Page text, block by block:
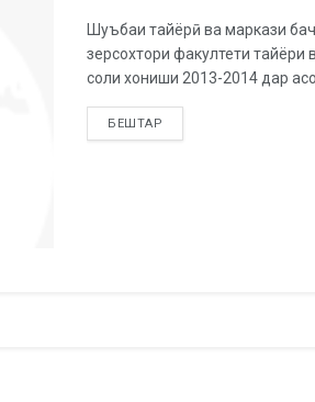
Шуъбаи тайёрӣ ва маркази
зерсохтори факултети тайёри
соли хониши 2013-2014 дар
БЕШТАР